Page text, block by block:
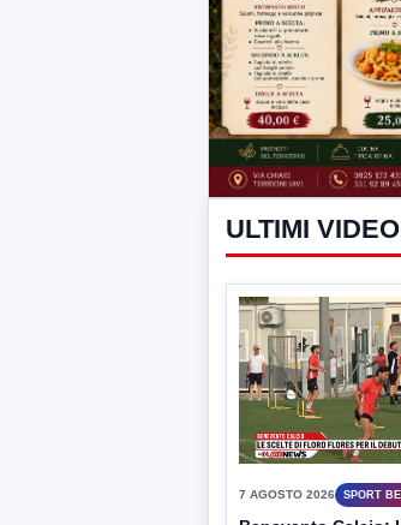
ULTIMI VIDEO